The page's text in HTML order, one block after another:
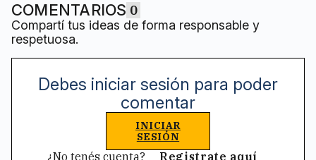
COMENTARIOS 0
Compartí tus ideas de forma responsable y
respetuosa.
Debes iniciar sesión para poder
comentar
INICIAR
SESIÓN
¿No tenés cuenta? Registrate aquí